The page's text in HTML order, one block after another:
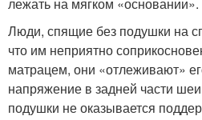
Люди, спящие без подушки на
что им неприятно
матрацем, они «отлеживают»
напряжение в задней части
подушки не оказывается